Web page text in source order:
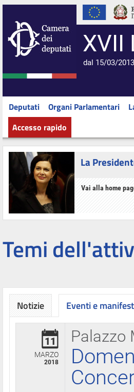
XVII
dal 15/03/
Deputati Organi Parlamentari
Accesso rapido
La
Vai alla home
Temi
Notizie Eventi e
Palazzo
11
MARZO
2018